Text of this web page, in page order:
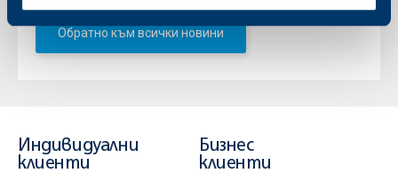
Обратно към всички новини
Индивидуални
клиенти
Бизнес
клиенти